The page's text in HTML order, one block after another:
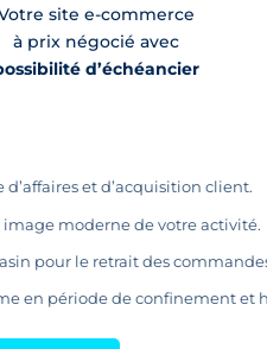
site e-commerce
à prix négocié avec
d’échéancier
et d’acquisition client.
moderne de votre activité.
pour le retrait des
en période de confinement et